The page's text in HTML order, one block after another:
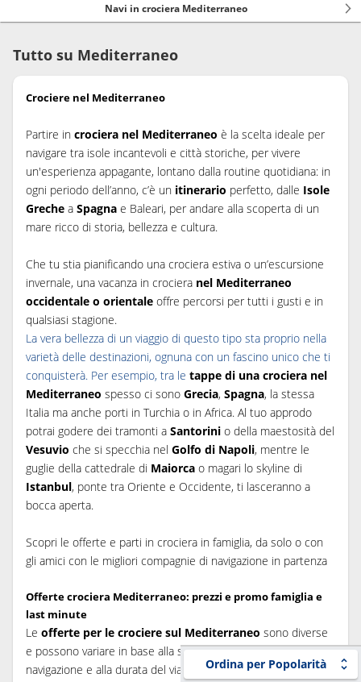
Ordina per Popolarità
Navi in crociera Mediterraneo
Tutto su Mediterraneo
Crociere nel Mediterraneo
Partire in crociera nel Mediterraneo è la scelta ideale per
navigare tra isole incantevoli e città storiche, per vivere
un'esperienza appagante, lontano dalla routine quotidiana: in
ogni periodo dell’anno, c’è un itinerario perfetto, dalle Isole
Greche a Spagna e Baleari, per andare alla scoperta di un
mare ricco di storia, bellezza e cultura.
Che tu stia pianificando una crociera estiva o un’escursione
invernale, una vacanza in crociera nel Mediterraneo
occidentale o orientale offre percorsi per tutti i gusti e in
qualsiasi stagione.
La vera bellezza di un viaggio di questo tipo sta proprio nella
varietà delle destinazioni, ognuna con un fascino unico che ti
conquisterà. Per esempio, tra le tappe di una crociera nel
Mediterraneo spesso ci sono Grecia, Spagna, la stessa
Italia ma anche porti in Turchia o in Africa. Al tuo approdo
potrai godere dei tramonti a Santorini o della maestosità del
Vesuvio che si specchia nel Golfo di Napoli, mentre le
guglie della cattedrale di Maiorca o magari lo skyline di
Istanbul, ponte tra Oriente e Occidente, ti lasceranno a
bocca aperta.
Scopri le offerte e parti in crociera in famiglia, da solo o con
gli amici con le migliori compagnie di navigazione in partenza
Offerte crociera Mediterraneo: prezzi e promo famiglia e
last minute
Le offerte per le crociere sul Mediterraneo sono diverse
e possono variare in base alla stagione, alle compagnie di
navigazione e alla durata del viaggio.